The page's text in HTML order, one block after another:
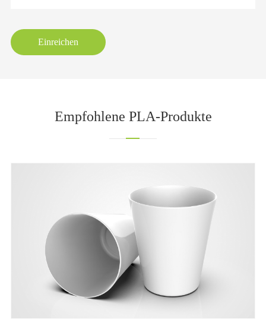
Einreichen
Empfohlene PLA-Produkte